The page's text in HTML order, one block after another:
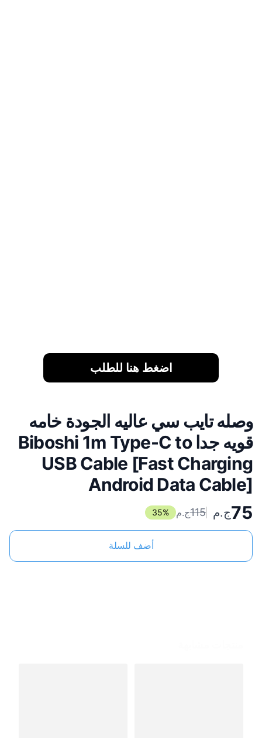
اضغط هنا للطلب
وصله تايب سي عاليه الجودة خامه
قويه جدا Biboshi 1m Type-C to
USB Cable [Fast Charging
Android Data Cable]
75ج.م 115ج.م 35%
أضف للسلة